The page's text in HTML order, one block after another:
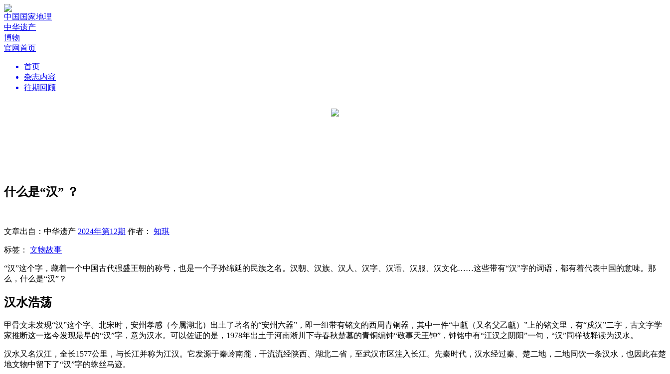
中国国家地理
中华遗产
博物
官网首页
首页
杂志内容
往期回顾
什么是“汉” ？
文章出自：中华遗产 2024年第12期 作者： 知琪
标签： 文物故事
“汉”这个字，藏着一个中国古代强盛王朝的称号，也是一个子孙绵延的民族之名。汉朝、汉族、汉人、汉字、汉语、汉服、汉文化……这些带有“汉”字的词语，都有着代表中国的意味。那
么，什么是“汉”？
汉水浩荡
甲骨文未发现“汉”这个字。北宋时，安州孝感（今属湖北）出土了著名的“安州六器”，即一组带有铭文的西周青铜器，其中一件“中甗（又名父乙甗）”上的铭文里，有“戍汉”二字，古文字学
家推断这一迄今发现最早的“汉”字，意为汉水。可以佐证的是，1978年出土于河南淅川下寺春秋楚墓的青铜编钟“敬事天王钟”，钟铭中有“江汉之阴阳”一句，“汉”同样被释读为汉水。
汉水又名汉江，全长1577公里，与长江并称为江汉。它发源于秦岭南麓，干流流经陕西、湖北二省，至武汉市区注入长江。先秦时代，汉水经过秦、楚二地，二地同饮一条汉水，也因此在楚
地文物中留下了“汉”字的蛛丝马迹。